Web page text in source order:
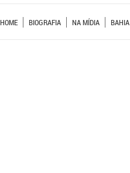
HOME BIOGRAFIA NA MÍDIA BAHIA